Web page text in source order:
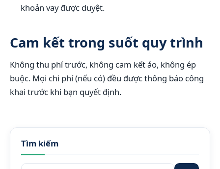
khoản vay được duyệt.
Cam kết trong suốt quy trình
Không thu phí trước, không cam kết ảo, không ép
buộc. Mọi chi phí (nếu có) đều được thông báo công
khai trước khi bạn quyết định.
Tìm kiếm